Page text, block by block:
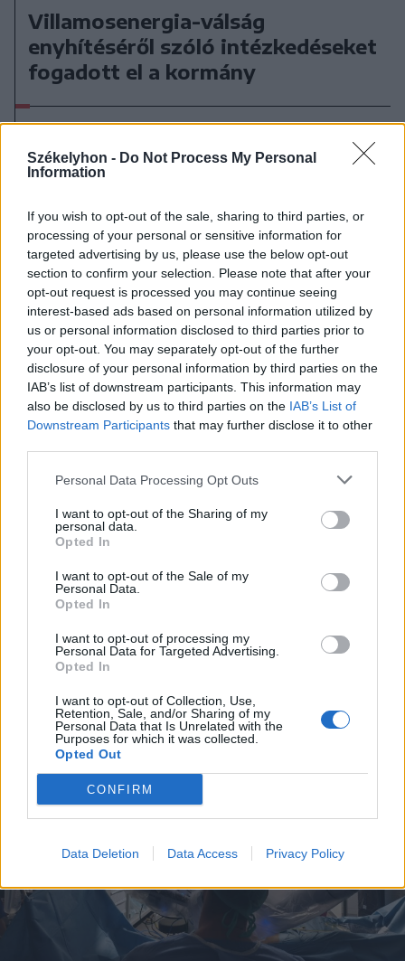
Székelyhon - Do Not Process My Personal
Information
If you wish to opt-out of the sale, sharing to third parties, or
processing of your personal or sensitive information for
targeted advertising by us, please use the below opt-out
section to confirm your selection. Please note that after your
opt-out request is processed you may continue seeing
interest-based ads based on personal information utilized by
us or personal information disclosed to third parties prior to
your opt-out. You may separately opt-out of the further
disclosure of your personal information by third parties on the
IAB’s list of downstream participants. This information may
also be disclosed by us to third parties on the IAB’s List of
Downstream Participants that may further disclose it to other
Personal Data Processing Opt Outs
I want to opt-out of the Sharing of my
personal data.
Opted In
I want to opt-out of the Sale of my
Personal Data.
Opted In
I want to opt-out of processing my
Personal Data for Targeted Advertising.
Opted In
I want to opt-out of Collection, Use,
Retention, Sale, and/or Sharing of my
Personal Data that Is Unrelated with the
Purposes for which it was collected.
Opted Out
CONFIRM
Data Deletion Data Access Privacy Policy
Villamosenergia-válság
enyhítéséről szóló intézkedéseket
fogadott el a kormány
közlekedési minisztériumnál van
egy projekt, ami a Duna
vízhozamának növelését segítené
elő